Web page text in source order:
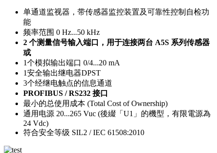
单通道监视器，带传感器监控装置及可靠性控制自检功
能
频率范围 0 Hz...50 kHz
2 个测量信号输入端口，用于连接两台 A5S 系列传感器
或
1个模拟输出端口 0/4...20 mA
1安全输出继电器DPST
3个经继电触点的信息通道
PROFIBUS / RS232 接口
最小的总使用成本 (Total Cost of Ownership)
通用电源 20...265 Vuc (後綴「U1」的機型，有限電源為
24 Vdc)
符合安全等级 SIL2 / IEC 61508:2010